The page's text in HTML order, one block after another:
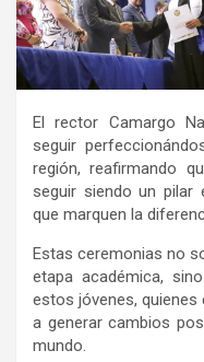
El rector Camargo
seguir
región, reafirmando
seguir siendo un
que marquen la
Estas ceremonias no
etapa académica,
estos jóvenes,
a generar cambios
mundo.